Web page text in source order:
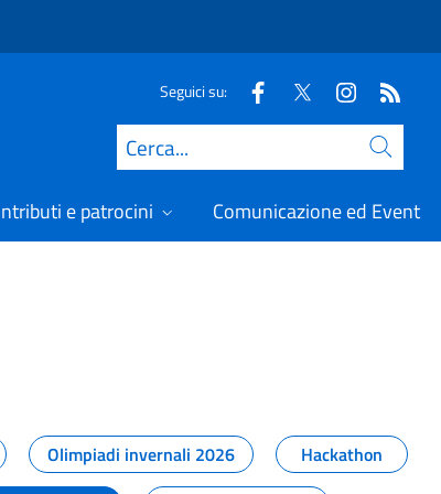
Seguici su:
Cerca
e patrocini Comunicazione ed Eventi
Olimpiadi invernali 2026
Hackathon